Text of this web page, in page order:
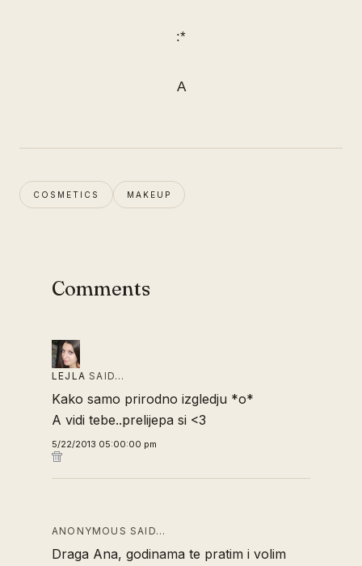
:*
A
COSMETICS MAKEUP
Comments
LEJLA SAID…
Kako samo prirodno izgledju *o*
A vidi tebe..prelijepa si <3
5/22/2013 05:00:00 pm
ANONYMOUS SAID…
Draga Ana, godinama te pratim i volim